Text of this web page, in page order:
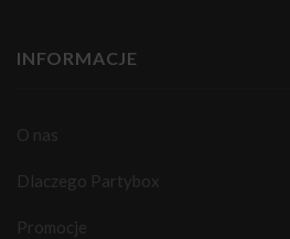
INFORMACJE
O nas
Dlaczego Partybox
Promocje